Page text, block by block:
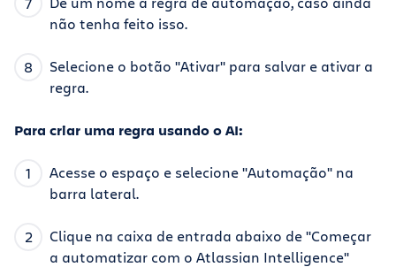
não tenha feito isso.
Selecione o botão "Ativar" para salvar e ativar a
regra.
Para criar uma regra usando o AI:
Acesse o espaço e selecione "Automação" na
barra lateral.
Clique na caixa de entrada abaixo de "Começar
a automatizar com o Atlassian Intelligence"